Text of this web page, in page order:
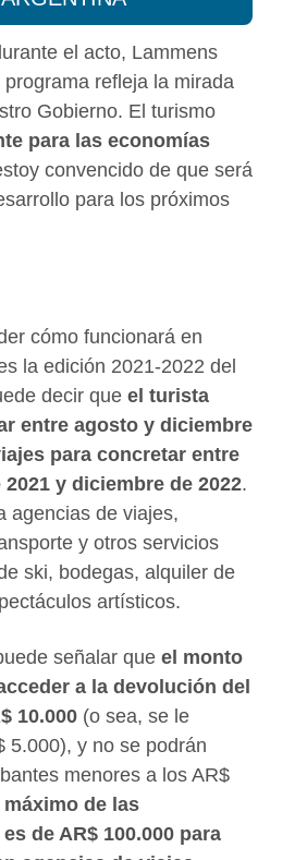
el acto, Lammens
programa refleja la mirada
Gobierno. El turismo
para las economías
convencido de que será
para los próximos
cómo funcionará en
la edición 2021-2022 del
decir que el turista
entre agosto y diciembre
para concretar entre
y diciembre de 2022.
agencias de viajes,
y otros servicios
ski, bodegas, alquiler de
artísticos.
señalar que el monto
a la devolución del
10.000 (o sea, se le
5.000), y no se podrán
menores a los AR$
máximo de las
de AR$ 100.000 para